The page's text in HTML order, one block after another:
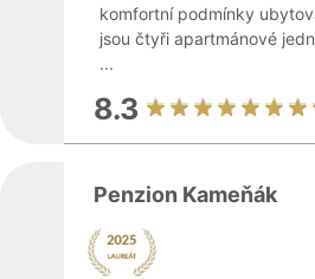
komfortní podmínky
jsou čtyři apartmánové
...
8.3
Penzion Kameňák